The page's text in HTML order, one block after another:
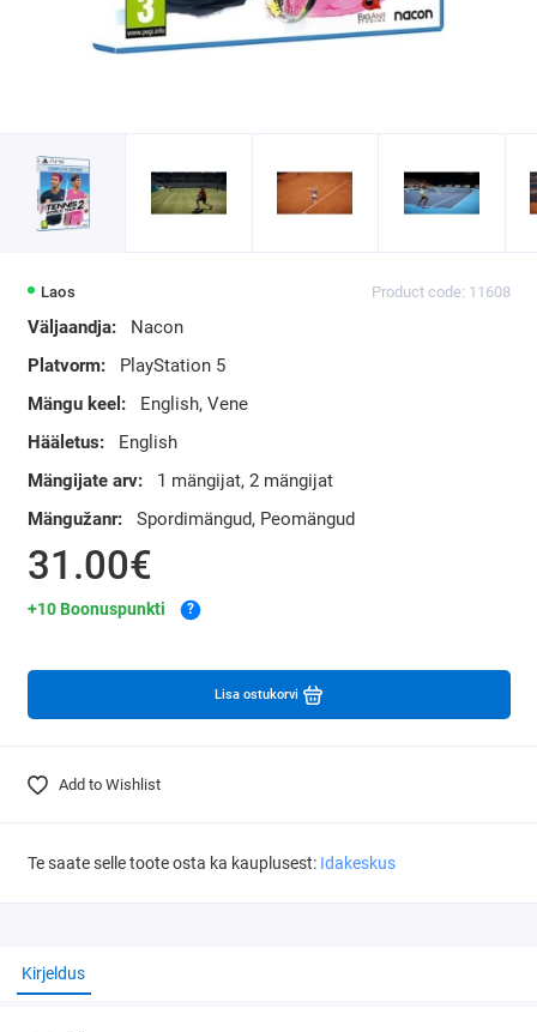
Laos Product code: 11608
Väljaandja:
Nacon
Platvorm:
PlayStation 5
Mängu keel:
English, Vene
Hääletus:
English
Mängijate arv:
1 mängijat, 2 mängijat
Mängužanr:
Spordimängud, Peomängud
31.00€
+10 Boonuspunkti ?
Lisa ostukorvi
Add to Wishlist
Te saate selle toote osta ka kauplusest: Idakeskus
Kirjeldus